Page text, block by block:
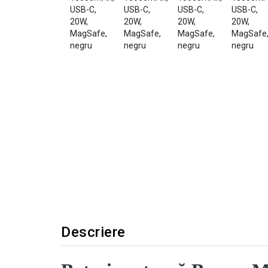
Descriere